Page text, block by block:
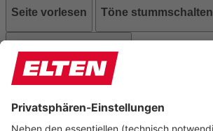
Seite vorlesen Töne stummschalten